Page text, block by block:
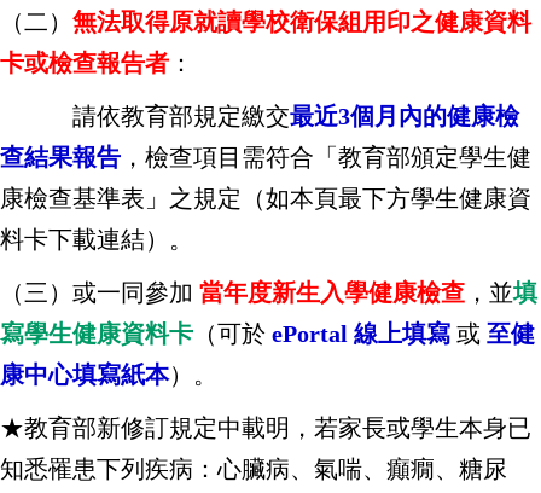
（二） 無法取得原就讀學校衛保組用印之健康資料
卡或檢查報告者 ：
請依教育部規定繳交最近3個月內的健康檢
查結果報告 ，檢查項目需符合「教育部頒定學生健
康檢查基準表」之規定（如本頁最下方學生健康資
料卡下載連結）。
（三）或一同參加 當年度新生入學健康檢查 ，並填
寫學生健康資料卡 （可於 ePortal 線上填寫 或 至健
康中心填寫紙本）。
★教育部新修訂規定中載明，若家長或學生本身已
知悉罹患下列疾病：心臟病、氣喘、癲癇、糖尿